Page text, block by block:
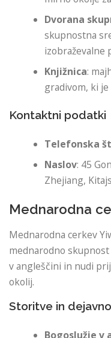
Dvorana
skupnostna
izobraževalne
Knjižnica:
gradivom, ki je
Kontaktni podatki
Telefonska
Naslov: 45
Zhejiang,
Mednarodna
Mednarodna cerkev
mednarodno skupnost
v angleščini in nudi
okolij.
Storitve in
Bogoslužje v